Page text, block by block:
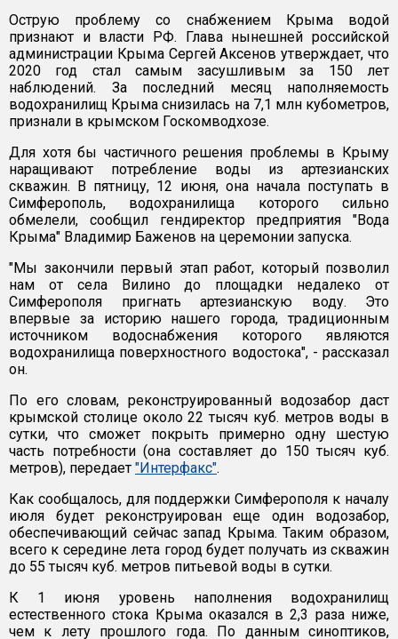
Острую проблему со снабжением Крыма водой
признают и власти РФ. Глава нынешней российской
администрации Крыма Сергей Аксенов утверждает, что
2020 год стал самым засушливым за 150 лет
наблюдений. За последний месяц наполняемость
водохранилищ Крыма снизилась на 7,1 млн кубометров,
признали в крымском Госкомводхозе.
Для хотя бы частичного решения проблемы в Крыму
наращивают потребление воды из артезианских
скважин. В пятницу, 12 июня, она начала поступать в
Симферополь, водохранилища которого сильно
обмелели, сообщил гендиректор предприятия "Вода
Крыма" Владимир Баженов на церемонии запуска.
"Мы закончили первый этап работ, который позволил
нам от села Вилино до площадки недалеко от
Симферополя пригнать артезианскую воду. Это
впервые за историю нашего города, традиционным
источником водоснабжения которого являются
водохранилища поверхностного водостока", - рассказал
он.
По его словам, реконструированный водозабор даст
крымской столице около 22 тысяч куб. метров воды в
сутки, что сможет покрыть примерно одну шестую
часть потребности (она составляет до 150 тысяч куб.
метров), передает "Интерфакс".
Как сообщалось, для поддержки Симферополя к началу
июля будет реконструирован еще один водозабор,
обеспечивающий сейчас запад Крыма. Таким образом,
всего к середине лета город будет получать из скважин
до 55 тысяч куб. метров питьевой воды в сутки.
К 1 июня уровень наполнения водохранилищ
естественного стока Крыма оказался в 2,3 раза ниже,
чем к лету прошлого года. По данным синоптиков,